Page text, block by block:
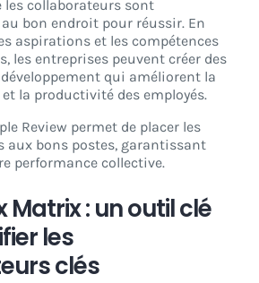
collaborateurs sont
bon endroit pour réussir. En
aspirations et les compétences
les entreprises peuvent créer des
qui améliorent la
la productivité des employés.
Review permet de placer les
aux bons postes, garantissant
performance collective.
Matrix : un outil clé
les
clés